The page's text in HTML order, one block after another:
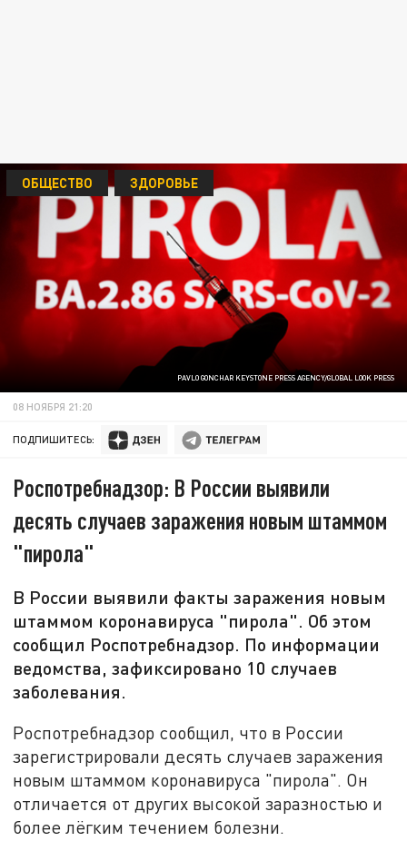
PAVLO GONCHAR KEYSTONE PRESS AGENCY/GLOBAL LOOK PRESS
ОБЩЕСТВО ЗДОРОВЬЕ
08 НОЯБРЯ 21:20
ПОДПИШИТЕСЬ:
Роспотребнадзор: В России выявили
десять случаев заражения новым штаммом
"пирола"
В России выявили факты заражения новым
штаммом коронавируса "пирола". Об этом
сообщил Роспотребнадзор. По информации
ведомства, зафиксировано 10 случаев
заболевания.
Роспотребнадзор сообщил, что в России
зарегистрировали десять случаев заражения
новым штаммом коронавируса "пирола". Он
отличается от других высокой заразностью и
более лёгким течением болезни.